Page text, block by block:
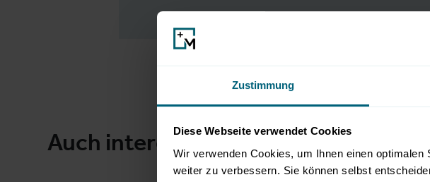
Zustimmung
Diese Webseite verwendet Cookies
Wir verwenden Cookies, um Ihnen einen
weiter zu verbessern. Sie können selbst
Auch interessant für Sie